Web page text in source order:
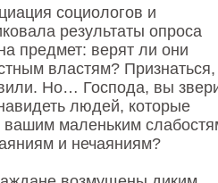
социологов и
результаты опроса
предмет: верят ли они
властям? Признаться,
Но… Господа, вы
людей, которые
вашим маленьким
и нечаяниям?